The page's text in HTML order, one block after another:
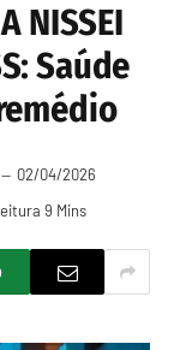
NISSEI
Saúde
02/04/2026
9 Mins